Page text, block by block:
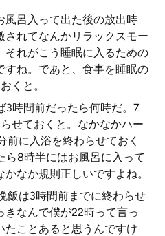
風呂入って出た後の放出時
されてなんかリラックスモー
それがこう睡眠に入るための
すね。であと、食事を睡眠の
くと。
3時間前だったら何時だ。7
せておくと。なかなかハー
前に入浴を終わらせておく
ら8時半にはお風呂に入って
なか規則正しいですよね。
飯は3時間前までに終わらせ
なんで僕が22時って言っ
たことあると思うんですけ